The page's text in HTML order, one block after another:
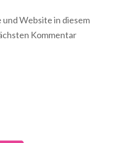
Website in diesem
Kommentar